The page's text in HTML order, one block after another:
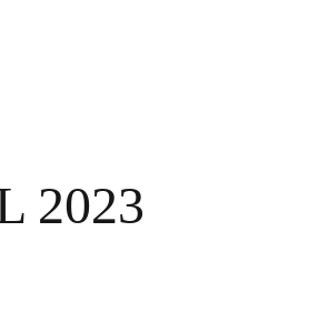
2023